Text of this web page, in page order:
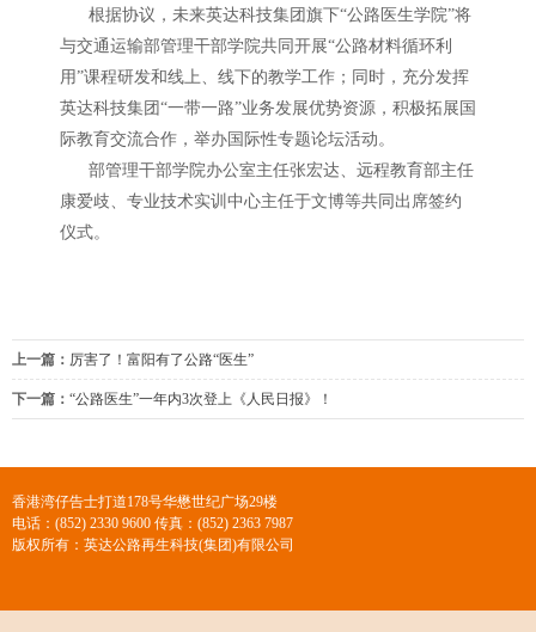
根据协议，未来英达科技集团旗下“公路医生学院”将
与交通运输部管理干部学院共同开展“公路材料循环利
用”课程研发和线上、线下的教学工作；同时，充分发挥
英达科技集团“一带一路”业务发展优势资源，积极拓展国
际教育交流合作，举办国际性专题论坛活动。
部管理干部学院办公室主任张宏达、远程教育部主任
康爱歧、专业技术实训中心主任于文博等共同出席签约
仪式。
上一篇： 厉害了！富阳有了公路“医生”
下一篇： “公路医生”一年内3次登上《人民日报》！
香港湾仔告士打道178号华懋世纪广场29楼
电话：(852) 2330 9600 传真：(852) 2363 7987
版权所有：英达公路再生科技(集团)有限公司